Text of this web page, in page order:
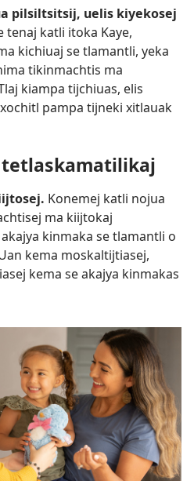
pilsiltsitsij, uelis kiyekosej
tenaj katli itoka Kaye,
kichiuaj se tlamantli, yeka
tikinmachtis ma
kiampa tijchiuas, elis
pampa tijneki xitlauak
Konemej katli nojua
ma kiijtokaj
kinmaka se tlamantli o
kema moskaltijtiasej,
kema se akajya kinmakas